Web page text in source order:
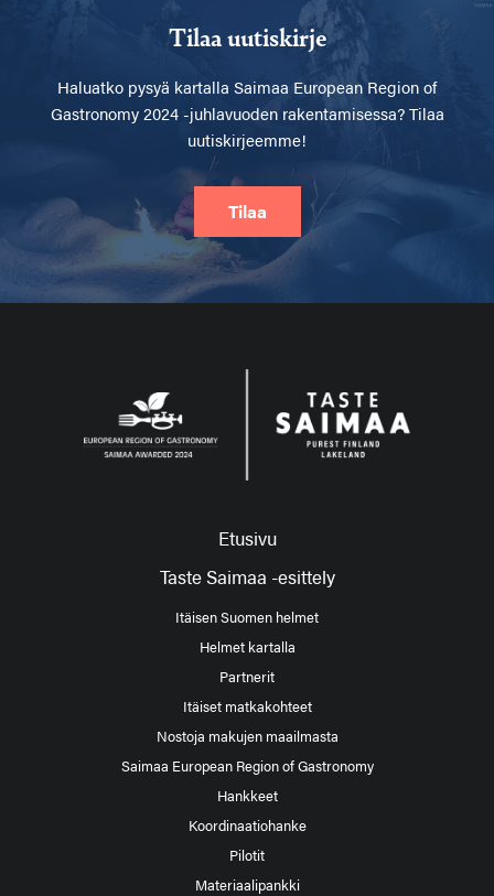
Tilaa uutiskirje
Haluatko pysyä kartalla Saimaa European Region of
Gastronomy 2024 -juhlavuoden rakentamisessa? Tilaa
uutiskirjeemme!
Tilaa
Etusivu
Taste Saimaa -esittely
Itäisen Suomen helmet
Helmet kartalla
Partnerit
Itäiset matkakohteet
Nostoja makujen maailmasta
Saimaa European Region of Gastronomy
Hankkeet
Koordinaatiohanke
Pilotit
Materiaalipankki